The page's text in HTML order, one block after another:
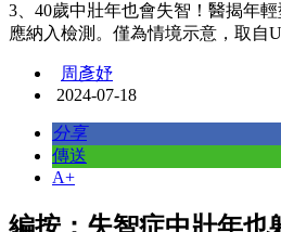
3、40歲中壯年也會失智！醫揭年
應納入檢測。僅為情境示意，取自
周彥妤
2024-07-18
分享
傳送
A+